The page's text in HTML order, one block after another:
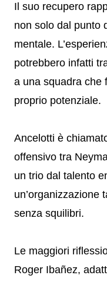
Il suo recupero
non solo dal punto
mentale.
potrebbero infatti
a una squadra che
proprio potenziale.
Ancelotti è
offensivo tra
un trio dal talento
un’organizzazione
senza squilibri.
Le maggiori
Roger Ibañez,